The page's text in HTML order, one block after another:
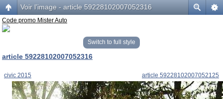
Voir l’image - article 59228102007052316
Code promo Mister Auto
Switch to full style
article 59228102007052316
civic 2015 article 59228102007052125